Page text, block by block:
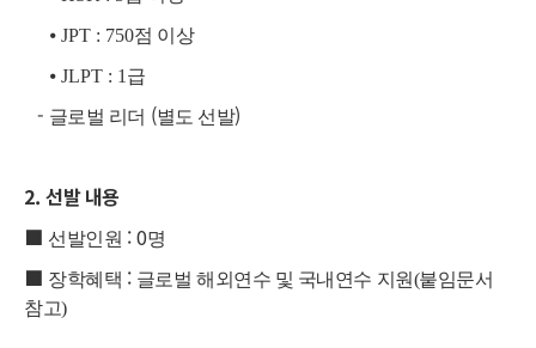
⦁JPT : 750점 이상
⦁JLPT : 1 급
- 글로벌 리더 (별도 선발)
2. 선발 내용
■ 선발인원 : 0명
■ 장학혜택 : 글로벌 해외연수 및 국내연수 지원(붙임문서
참고)